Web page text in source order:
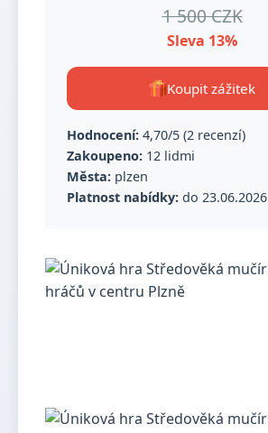
1 500 CZK
Sleva 13%
Koupit zážitek
Hodnocení: 4,70/5 (2 recenzí)
Zakoupeno: 12 lidmi
Města: plzen
Platnost nabídky: do 23.06.2026